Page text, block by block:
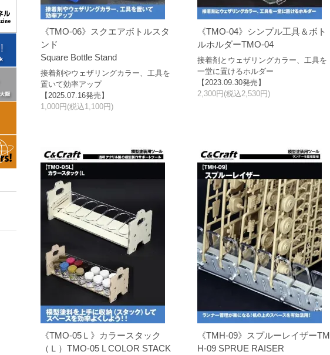
《TMO-06》スクエアボトルスタ
ンド
Square Bottle Stand
接着剤やウェザリングカラー、工具を
置いて効率アップ
【2025.07.16発売】
1,000円(税込1,100円)
《TMO-04》シンプル工具＆ボト
ルホルダーTMO-04
接着剤とウェザリングカラー、工具を
一堂に置けるホルダー
【2023.09.30発売】
2,300円(税込2,530円)
《TMO-05Ｌ》カラースタック
（Ｌ）TMO-05 L COLOR STACK
《TMH-09》スプルーレイザーTM
H-09 SPRUE RAISER